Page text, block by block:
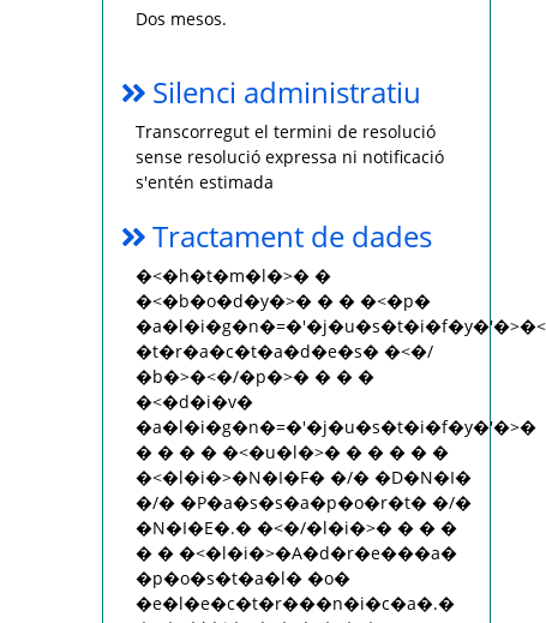
Dos mesos.
Silenci administratiu
Transcorregut el termini de resolució
sense resolució expressa ni notificació
s'entén estimada
Tractament de dades
�<�h�t�m�l�>� �
�<�b�o�d�y�>� � � �<�p�
�t�r�a�c�t�a�d�e�s� �<�/
�b�>�<�/�p�>� � � �
�<�d�i�v�
�a�l�i�g�n�=�'�j�u�s�t�i�f�y�'�>�
� � � � �<�u�l�>� � � � � �
�<�l�i�>�N�I�F� �/� �D�N�I�
�/� �P�a�s�s�a�p�o�r�t� �/�
�N�I�E�.� �<�/�l�i�>� � � �
� � �<�l�i�>�A�d�r�e���a�
�p�o�s�t�a�l� �o�
�e�l�e�c�t�r���n�i�c�a�.�